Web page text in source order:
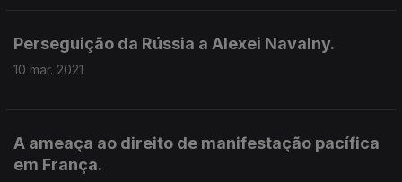
Perseguição da Rússia a Alexei Navalny.
10 mar. 2021
A ameaça ao direito de manifestação pacífica
em França.